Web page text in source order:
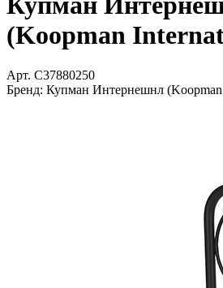
(Koopman
Арт. C37880250
Бренд: Купман Интернешнл (Koopman